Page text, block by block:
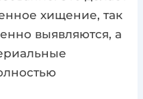
хищение, так
выявляются, а